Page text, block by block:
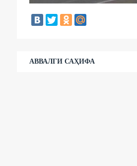
АВВАЛГИ САҲИФА